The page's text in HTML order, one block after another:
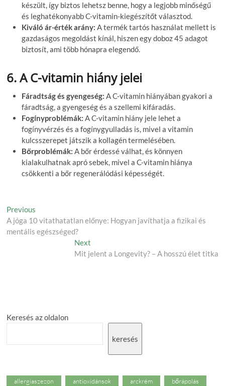
készült, így biztos lehetsz benne, hogy a legjobb minőségű
és leghatékonyabb C-vitamin-kiegészítőt választod.
Kiváló ár-érték arány: A termék tartós használat mellett is
gazdaságos megoldást kínál, hiszen egy doboz 45 adagot
biztosít, ami több hónapra elegendő.
6. A C-vitamin hiány jelei
Fáradtság és gyengeség: A C-vitamin hiányában gyakori a
fáradtság, a gyengeség és a szellemi kifáradás.
Fogínyproblémák: A C-vitamin hiány jele lehet a
fogínyvérzés és a fogínygyulladás is, mivel a vitamin
kulcsszerepet játszik a kollagén termelésében.
Bőrproblémák: A bőr érdessé válhat, és könnyen
kialakulhatnak apró sebek, mivel a C-vitamin hiánya
csökkenti a bőr regenerálódási képességét.
Post
navigation
Previous
post:
A jóga 10 vitathatatlan előnye: Hogyan javíthatja a fizikai és
mentális egészséged?
NextNext
post:
Mit jelent a Longevity? – A hosszú élet titka
Keresés az oldalon
keresés
allergiaszezon antioxidánsok arckrém bőrápolás